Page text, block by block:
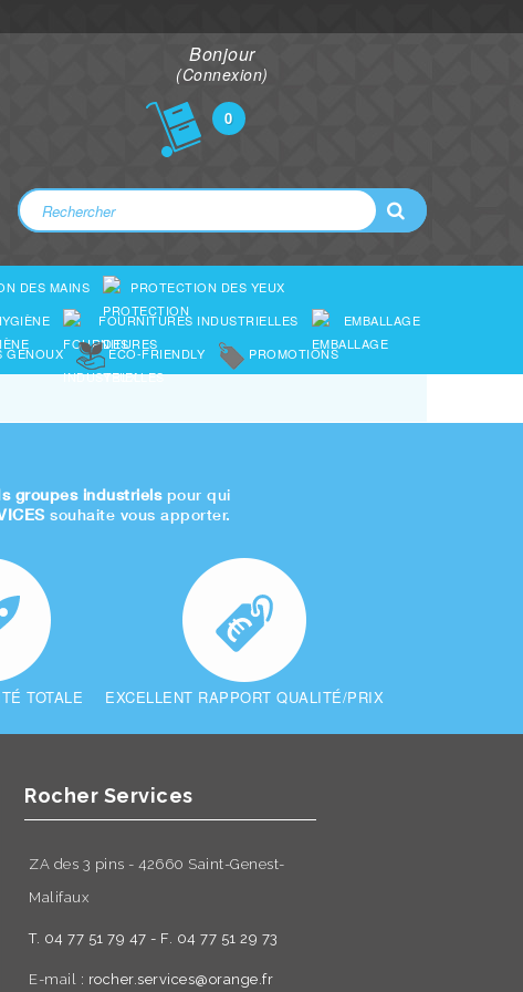
Bonjour
(Connexion)
0
DES MAINS
PROTECTION DES YEUX
FOURNITURES INDUSTRIELLES
EMBALLAGE
GENOUX ECO-FRIENDLY PROMOTIONS
groupes industrielspour qui
souhaite vous apporter.
TOTALE EXCELLENT RAPPORT QUALITÉ/PRIX
Rocher Services
ZA des 3 pins - 42660 Saint-Genest-
Malifaux
T. 04 77 51 79 47 - F. 04 77 51 29 73
E-mail : rocher.services@orange.fr